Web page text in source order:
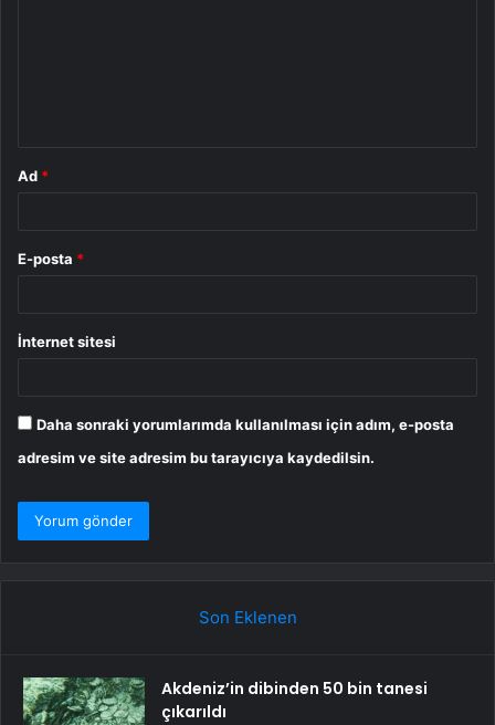
Ad *
E-posta *
İnternet sitesi
Daha sonraki yorumlarımda kullanılması için adım, e-posta
adresim ve site adresim bu tarayıcıya kaydedilsin.
Son Eklenen
Akdeniz’in dibinden 50 bin tanesi
çıkarıldı